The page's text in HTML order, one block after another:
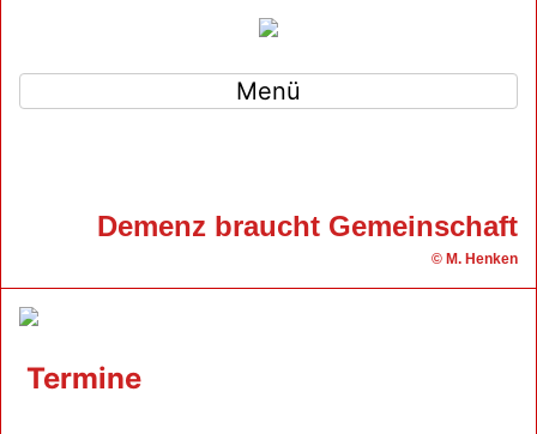
Menü
Demenz braucht Gemeinschaft
© M. Henken
Termine